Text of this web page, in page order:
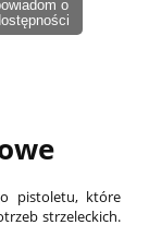
o
pistoletu, które
strzeleckich.